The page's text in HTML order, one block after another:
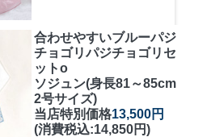
合わせやすいブルーパジ
チョゴリパジチョゴリセ
ットo
ソジュン(身長81～85cm
2号サイズ)
当店特別価格13,500円
(消費税込:14,850円)